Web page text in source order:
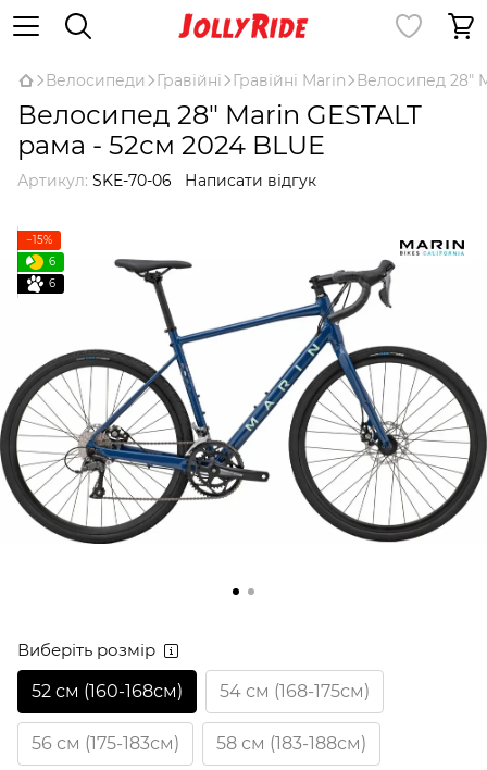
Велосипеди Гравійні Гравійні Marin Велосипед 28"
Велосипед 28" Marin GESTALT
рама - 52см 2024 BLUE
Артикул: SKE-70-06 Написати відгук
−15%
6
6
Виберіть розмір
52 см (160-168см)
54 см (168-175см)
56 см (175-183см) 58 см (183-188см)